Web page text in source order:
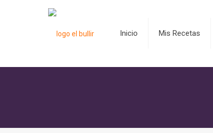
Inicio Mis Recetas